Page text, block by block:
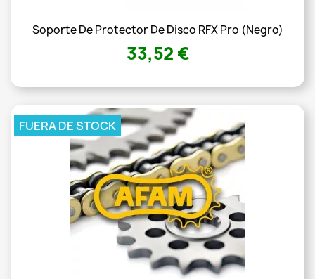
Soporte De Protector De Disco RFX Pro (negro)
33,52 €
FUERA DE STOCK